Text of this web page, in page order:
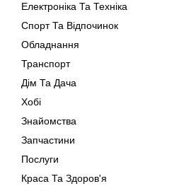
Електроніка Та Техніка
Спорт Та Відпочинок
Обладнання
Транспорт
Дім Та Дача
Хобі
Знайомства
Запчастини
Послуги
Краса Та Здоров'я